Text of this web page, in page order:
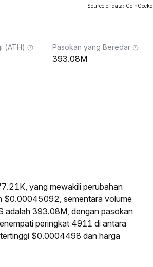
Source of data: CoinGecko
(ATH) Pasokan yang Beredar
393.08M
yang mewakili perubahan
$0.00045092, sementara volume
adalah 393.08M, dengan pasokan
peringkat 4911 di antara
$0.0004498 dan harga